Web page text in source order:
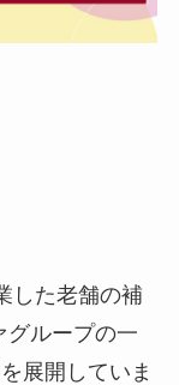
した老舗の補
グループの一
展開していま